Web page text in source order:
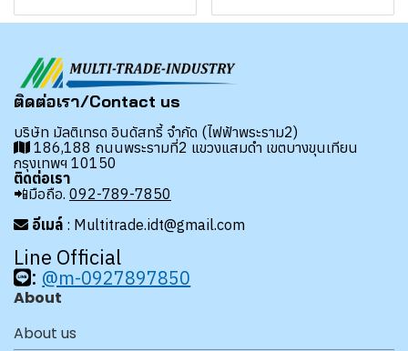
ติดต่อเรา/Contact us
บริษัท มัลติเทรด อินดัสทรี้ จำกัด (ไฟฟ้าพระราม2)
186,188 ถนนพระรามที่2 แขวงแสมดำ เขตบางขุนเทียน
กรุงเทพฯ 10150
ติดต่อเรา
📲มือถือ. 092-789-7850
อีเมล์ : Multitrade.idt@gmail.com
Line Official
: @m-0927897850
About
About us